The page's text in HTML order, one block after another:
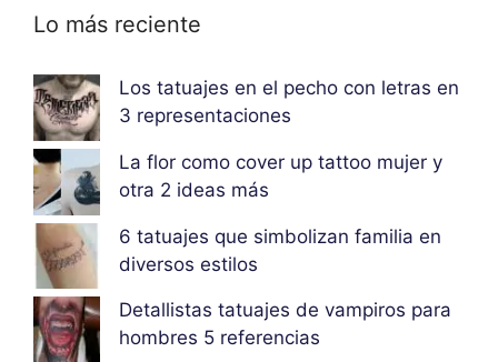
Lo más reciente
Los tatuajes en el pecho con letras en
3 representaciones
La flor como cover up tattoo mujer y
otra 2 ideas más
6 tatuajes que simbolizan familia en
diversos estilos
Detallistas tatuajes de vampiros para
hombres 5 referencias